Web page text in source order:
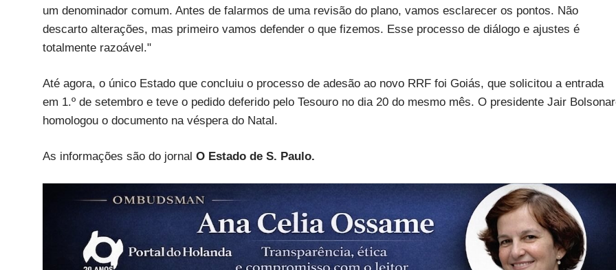
um denominador comum. Antes de falarmos de uma revisão do plano, vamos esclarecer os pontos. Não
descarto alterações, mas primeiro vamos defender o que fizemos. Esse processo de diálogo e ajustes é
totalmente razoável."
Até agora, o único Estado que concluiu o processo de adesão ao novo RRF foi Goiás, que solicitou a entrada
em 1.º de setembro e teve o pedido deferido pelo Tesouro no dia 20 do mesmo mês. O presidente Jair
homologou o documento na véspera do Natal.
As informações são do jornal O Estado de S. Paulo.